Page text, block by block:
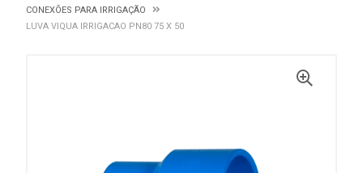
CONEXÕES PARA IRRIGAÇÃO
LUVA VIQUA IRRIGACAO PN80 75 X 50